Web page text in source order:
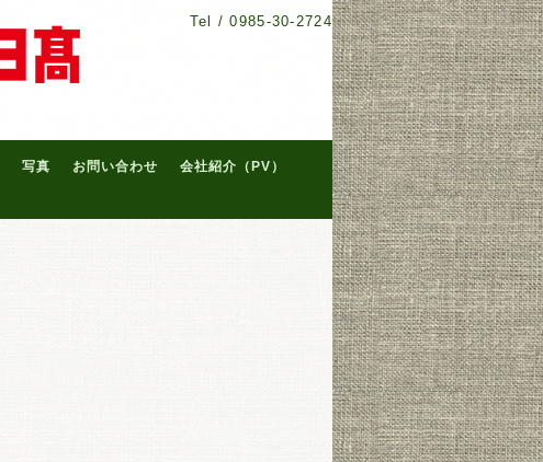
Tel /0985-30-2724
写真 お問い合わせ
会社紹介（PV）